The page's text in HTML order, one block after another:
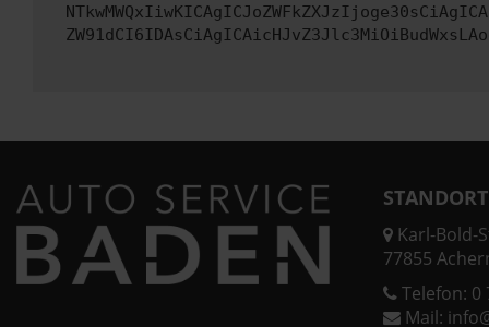
Karl-Bold-
77855
Telefon: 0
Mail: